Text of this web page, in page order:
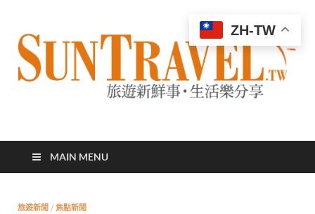
太陽網
MAIN MENU
旅遊新聞 / 焦點新聞
ZH-TW